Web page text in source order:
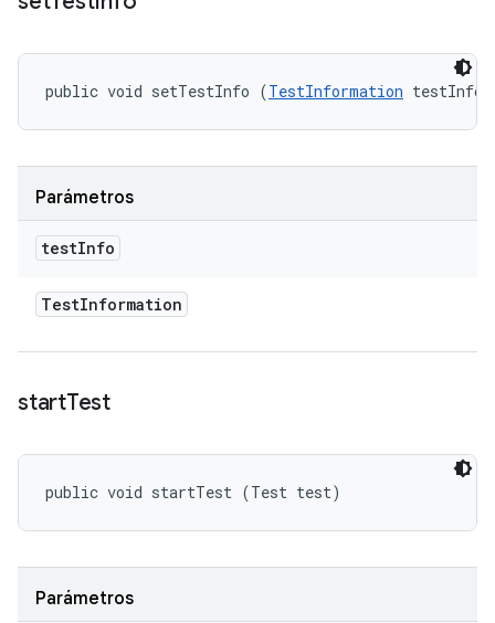
public void setTestInfo (TestInformation testInfo)
Parámetros
testInfo
TestInformation
startTest
public void startTest (Test test)
Parámetros